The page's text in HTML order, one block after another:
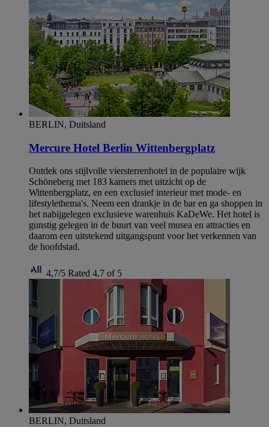
BERLIN, Duitsland
Mercure Hotel Berlin Wittenbergplatz
Ontdek ons stijlvolle viersterrenhotel in de populaire wijk
Schöneberg met 183 kamers met uitzicht op de
Wittenbergplatz, en een exclusief interieur met mode- en
lifestylethema's. Neem een drankje in de bar en ga shoppen in
het nabijgelegen exclusieve warenhuis KaDeWe. Het hotel is
gunstig gelegen in de buurt van veel musea en attracties en
daarom een uitstekend uitgangspunt voor het verkennen van
de hoofdstad.
4,7/5 Rated 4,7 of 5
BERLIN, Duitsland